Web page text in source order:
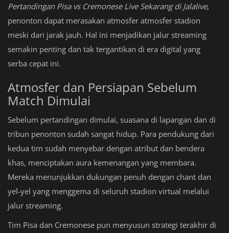
Pertandingan Pisa vs Cremonese Live Sekarang di Jalalive,
penonton dapat merasakan atmosfer atmosfer stadion
meski dari jarak jauh. Hal ini menjadikan jalur streaming
semakin penting dan tak tergantikan di era digital yang
serba cepat ini.
Atmosfer dan Persiapan Sebelum
Match Dimulai
Sebelum pertandingan dimulai, suasana di lapangan dan di
tribun penonton sudah sangat hidup. Para pendukung dari
kedua tim sudah menyebar dengan atribut dan bendera
khas, menciptakan aura kemenangan yang membara.
Mereka menunjukkan dukungan penuh dengan chant dan
yel-yel yang menggema di seluruh stadion virtual melalui
jalur streaming.
Tim Pisa dan Cremonese pun menyusun strategi terakhir di